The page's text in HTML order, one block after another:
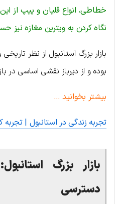
خطاطی، انواع قلیان و پیپ
نگاه کردن به ویترین مغازه نیز
بازار بزرگ استانبول از نظر
بوده و از دیرباز نقشی اساسی در
بیشتر بخوانید …
تجربه زندگی در استانبول |
بازار بزرگ
دسترسی